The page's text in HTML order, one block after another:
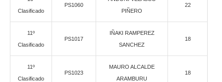
Clasificado
PS1060
PIÑERO
22
11º
Clasificado
PS1017
IÑAKI RAMPEREZ
SANCHEZ
18
11º
Clasificado
PS1023
MAURO ALCALDE
ARAMBURU
18